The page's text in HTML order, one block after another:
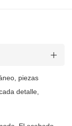
piezas
detalle,